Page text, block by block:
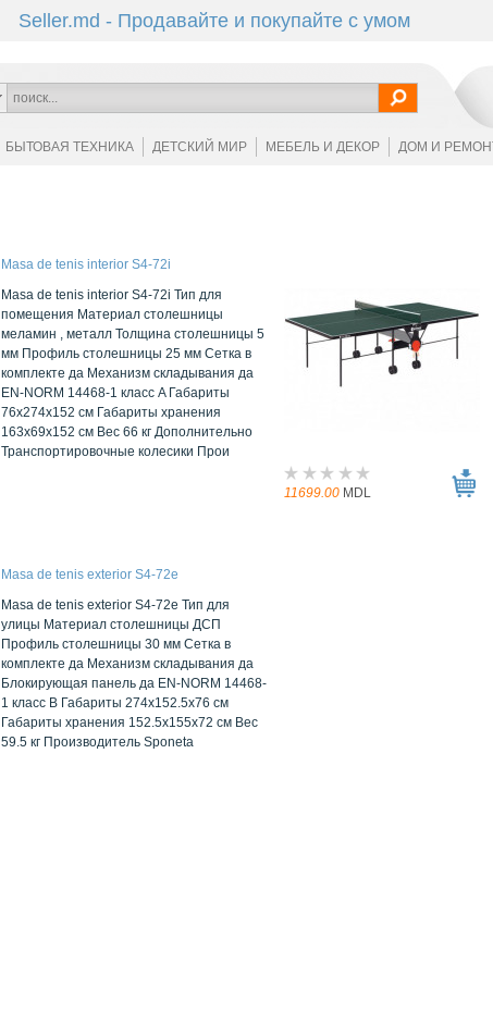
Seller.md - Продавайте и покупайте с умом
БЫТОВАЯ ТЕХНИКА ДЕТСКИЙ МИР МЕБЕЛЬ И ДЕКОР ДОМ И
Masa de tenis interior S4-72i
Masa de tenis interior S4-72i Тип для
помещения Материал столешницы
меламин , металл Толщина столешницы 5
мм Профиль столешницы 25 мм Сетка в
комплекте да Механизм складывания да
EN-NORM 14468-1 класс A Габариты
76x274х152 см Габариты хранения
163x69х152 см Вес 66 кг Дополнительно
Транспортировочные колесики Прои
11699.00 MDL
Masa de tenis exterior S4-72e
Masa de tenis exterior S4-72e Тип для
улицы Материал столешницы ДСП
Профиль столешницы 30 мм Сетка в
комплекте да Механизм складывания да
Блокирующая панель да EN-NORM 14468-
1 класс B Габариты 274x152.5x76 см
Габариты хранения 152.5x155x72 см Вес
59.5 кг Производитель Sponeta